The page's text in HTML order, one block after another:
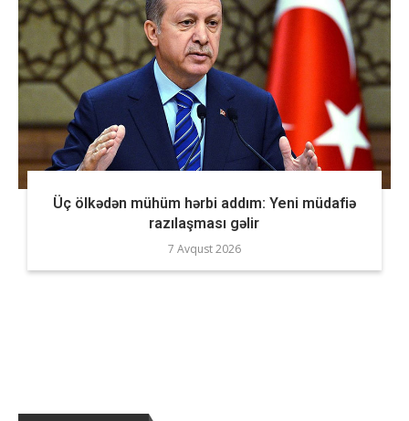
Üç ölkədən mühüm hərbi addım: Yeni müdafiə
razılaşması gəlir
7 Avqust 2026